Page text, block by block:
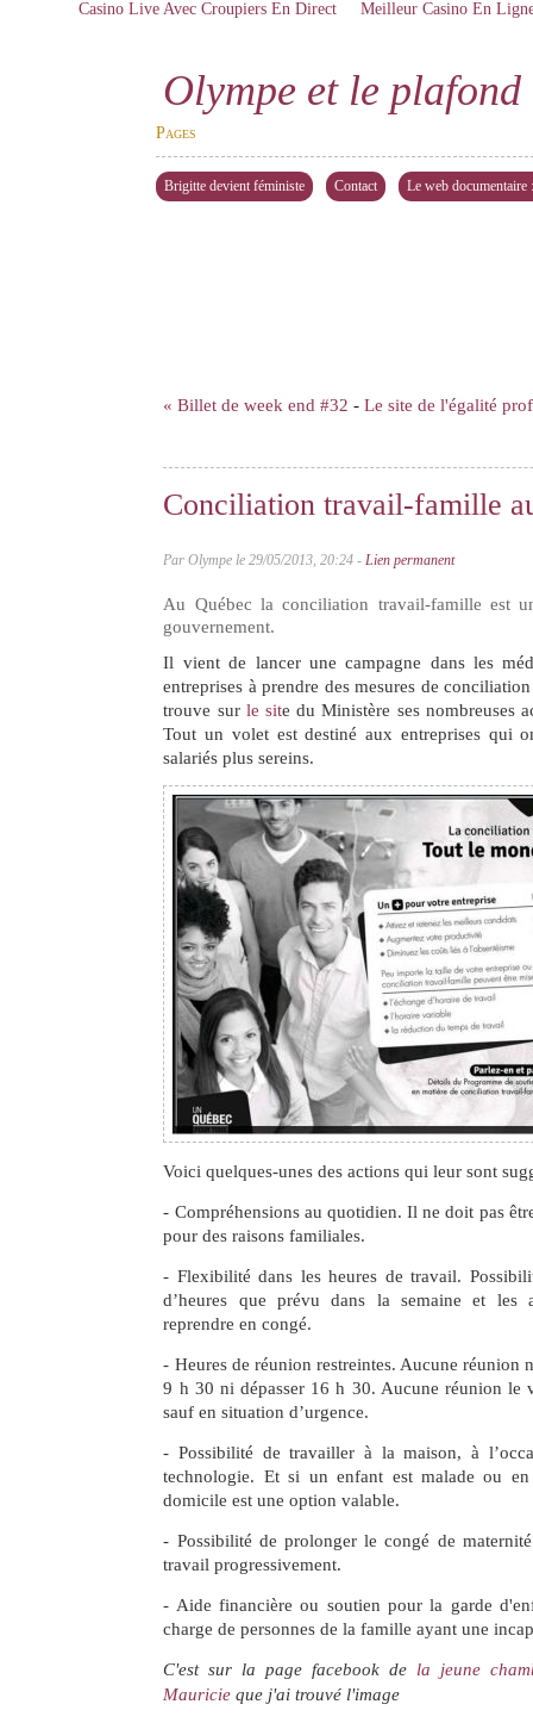
Casino Live Avec Croupiers En Direct Meilleur Casino En
Olympe et le plafond
« Billet de week end #32 - Le site de l'égalité
Conciliation travail-famille
Par Olympe le 29/05/2013, 20:24 -Lien permanent
Au Québec la conciliation travail-famille est
gouvernement.
Il vient de lancer une campagne dans les
entreprises à prendre des mesures de
trouve sur le site du Ministère ses nombreuses
Tout un volet est destiné aux entreprises qui
salariés plus sereins.
Voici quelques-unes des actions qui leur sont
- Compréhensions au quotidien. Il ne doit pas
pour des raisons familiales.
- Flexibilité dans les heures de travail.
d’heures que prévu dans la semaine et les
reprendre en congé.
- Heures de réunion restreintes. Aucune réunion
9 h 30 ni dépasser 16 h 30. Aucune réunion le
sauf en situation d’urgence.
- Possibilité de travailler à la maison, à
technologie. Et si un enfant est malade ou
domicile est une option valable.
- Possibilité de prolonger le congé de
travail progressivement.
- Aide financière ou soutien pour la garde
charge de personnes de la famille ayant une
C'est sur la page facebook de la jeune
Mauricie que j'ai trouvé l'image
Pages
Brigitte devient féministe Contact Le web documentaire